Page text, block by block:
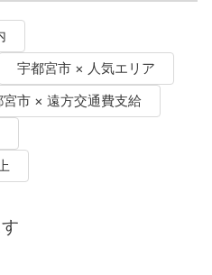
宇都宮市 × 人気エリア
宮市 × 遠方交通費支給